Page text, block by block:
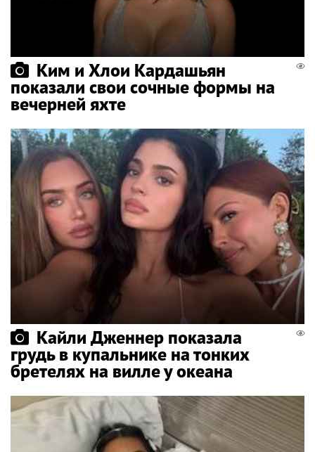
Ким и Хлои Кардашьян
показали свои сочные формы на
вечерней яхте
Кайли Дженнер показала
грудь в купальнике на тонких
бретелях на вилле у океана